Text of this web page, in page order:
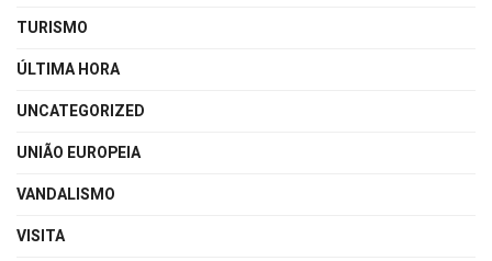
TURISMO
ÚLTIMA HORA
UNCATEGORIZED
UNIÃO EUROPEIA
VANDALISMO
VISITA